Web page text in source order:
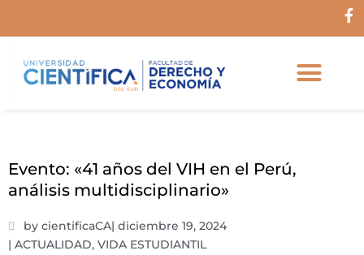
F
Evento: «41 años del VIH en el Perú,
análisis multidisciplinario»
by cientificaCA| diciembre 19, 2024
| ACTUALIDAD, VIDA ESTUDIANTIL